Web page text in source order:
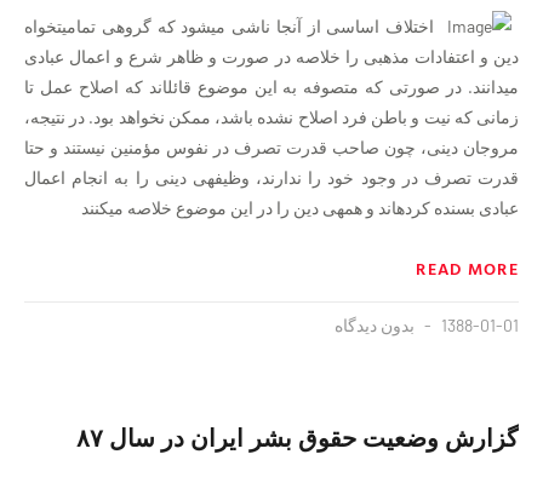
اختلاف اساسی از آن‏جا ناشی می‏شود که گروهی تمامیت‏خواه
دین و اعتفادات مذهبی را خلاصه در صورت و ظاهر شرع و اعمال عبادی
می‏دانند. در صورتی که متصوفه به این موضوع قائل‏اند که اصلاح عمل تا
زمانی که نیت و باطن فرد اصلاح نشده باشد‏، ممکن نخواهد بود. در نتیجه‏،
مروجان دینی، چون صاحب قدرت تصرف در نفوس مؤمنین نیستند و حتا
قدرت تصرف در وجود خود را ندارند، وظیفه‏ی دینی را به انجام اعمال
عبادی بسنده کرده‏اند و همه‏ی دین را در این موضوع خلاصه می‏کنند
READ MORE
1388-01-01 بدون دیدگاه
گزارش وضعیت حقوق بشر ایران در سال ۸۷